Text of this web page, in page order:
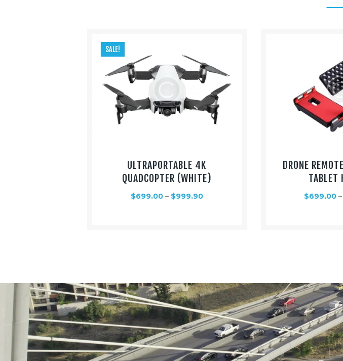
SALE!
ULTRAPORTABLE 4K
QUADCOPTER (WHITE)
$699.00– $999.90
DRONE
TABLET
$699.00 –